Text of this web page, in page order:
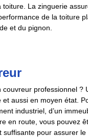
La zinguerie
de la toiture
et du pignon.
professionnel ?
aussi en moyen état.
industriel, d’un
en route, vous pouvez
pour assurer le